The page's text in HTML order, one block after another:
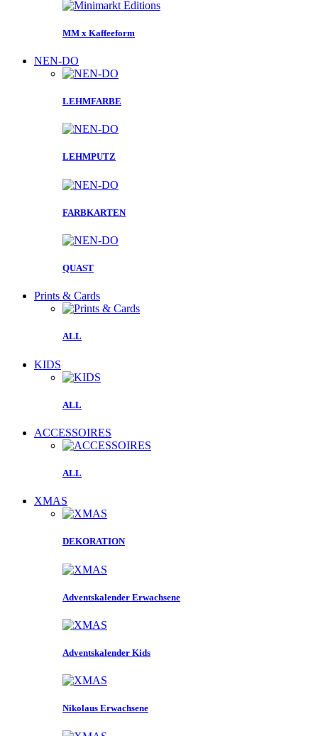
MM x Kaffeeform
NEN-DO
LEHMFARBE
LEHMPUTZ
FARBKARTEN
QUAST
Prints & Cards
ALL
KIDS
ALL
ACCESSOIRES
ALL
XMAS
DEKORATION
Adventskalender Erwachsene
Adventskalender Kids
Nikolaus Erwachsene